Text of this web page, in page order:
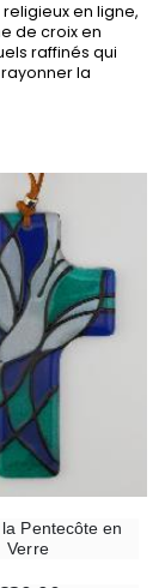
en ligne,
de croix en
raffinés qui
la
Pentecôte en
Verre
-20%
€12.00 €9.60
€12.00